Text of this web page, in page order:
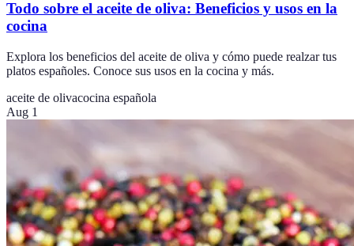
Todo sobre el aceite de oliva: Beneficios y usos en la
cocina
Explora los beneficios del aceite de oliva y cómo puede realzar tus
platos españoles. Conoce sus usos en la cocina y más.
aceite de olivacocina española
Aug 1